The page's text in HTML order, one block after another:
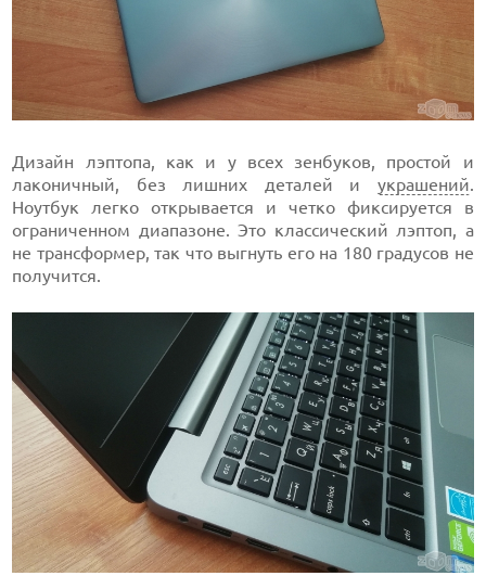
Дизайн лэптопа, как и у всех зенбуков, простой и
лаконичный, без лишних деталей и украшений.
Ноутбук легко открывается и четко фиксируется в
ограниченном диапазоне. Это классический лэптоп, а
не трансформер, так что выгнуть его на 180 градусов не
получится.